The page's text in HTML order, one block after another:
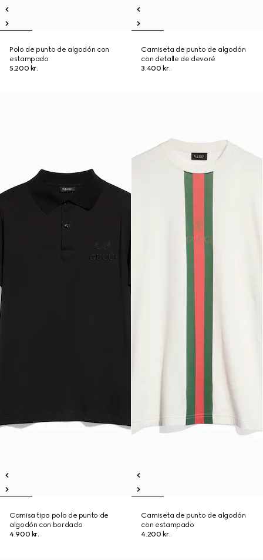
Polo de punto de algodón con
estampado
5.200 kr.
Camiseta de punto de algodón
con detalle de devoré
3.400 kr.
Camisa tipo polo de punto de
algodón con bordado
4.900 kr.
Camiseta de punto de algodón
con estampado
4.200 kr.